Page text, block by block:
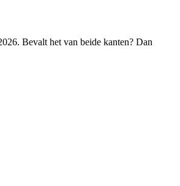
Bevalt het van beide kanten? Dan